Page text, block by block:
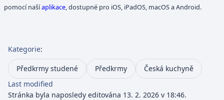
pomocí našíaplikace, dostupné pro iOS, iPadOS, macOS a Android.
Kategorie:
Předkrmy studené Předkrmy
Česká kuchyně
Last modified
Stránka byla naposledy editována 13. 2. 2026 v 18:46.